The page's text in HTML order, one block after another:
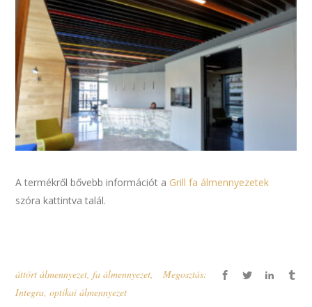
A termékről bővebb információt a Grill fa álmennyezetek
szóra kattintva talál.
áttört álmennyezet ,fa álmennyezet
Integra ,optikai álmennyezet
Megosztás: